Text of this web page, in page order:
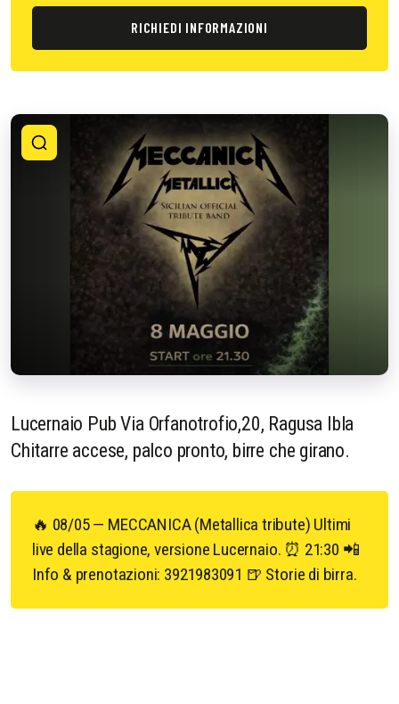
RICHIEDI INFORMAZIONI
Lucernaio Pub Via Orfanotrofio,20, Ragusa Ibla
Chitarre accese, palco pronto, birre che girano.
🔥 08/05 — MECCANICA (Metallica tribute) Ultimi
live della stagione, versione Lucernaio. ⏰ 21:30 📲
Info & prenotazioni: 3921983091 🍺 Storie di birra.